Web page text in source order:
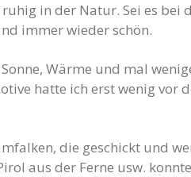
in der Natur. Sei es
immer wieder schön.
Wärme und mal
hatte ich erst wenig vor
die geschickt und
aus der Ferne usw.